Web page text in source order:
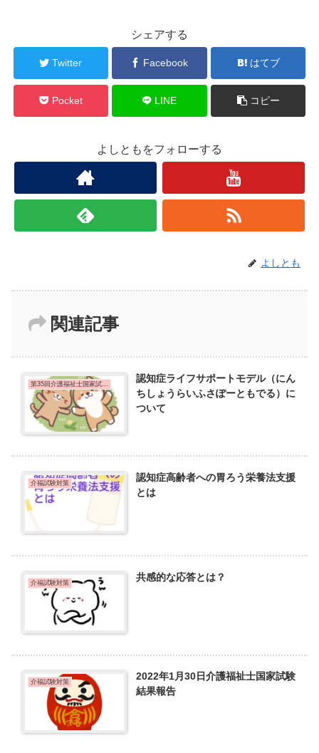
シェアする
Twitter Facebook はてブ
Pocket LINE コピー
よしともをフォローする
よしとも
関連記事
第35回介護福祉士国家試験問題
認知症ライフサポートモデル（にん
ちしょうらいふさぽーともでる）に
ついて
介福試験対策
認知症高齢者への胃ろう栄養法支援
とは
介福試験対策 共感的な応答とは？
介福試験対策
2022年1月30日介護福祉士国家試験
結果報告